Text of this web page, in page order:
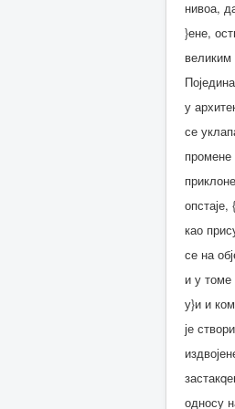
нивоа,
}ене,
великим
у
се
као
се на
и у томе
у}и и
је
односу